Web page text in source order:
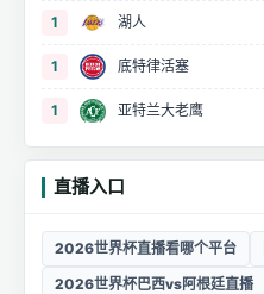
1 湖人
1 底特律活塞
1 亚特兰大老鹰
直播入口
2026世界杯直播看哪个平台
2026世界杯巴西vs阿根廷直播